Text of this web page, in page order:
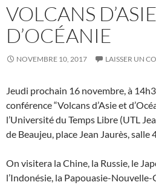
VOLCANS
D’OCÉANIE
NOVEMBRE 10, 2017 LAISSER UN
Jeudi prochain 16 novembre, à
conférence “Volcans d’Asie et
l’Université du Temps Libre (UTL
de Beaujeu, place Jean Jaurès, salle
On visitera la Chine, la Russie, le
l’Indonésie, la Papouasie-Nouvelle-